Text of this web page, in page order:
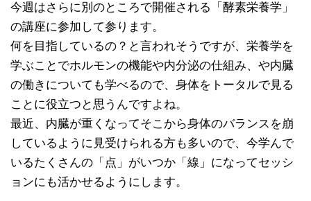
今週はさらに別のところで開催される「酵素栄養学」
の講座に参加して参ります。
何を目指しているの？と言われそうですが、栄養学を
学ぶことでホルモンの機能や内分泌の仕組み、や内臓
の働きについても学べるので、身体をトータルで見る
ことに役立つと思うんですよね。
最近、内臓が重くなってそこから身体のバランスを崩
しているように見受けられる方も多いので、今学んで
いるたくさんの「点」がいつか「線」になってセッシ
ョンにも活かせるようにします。